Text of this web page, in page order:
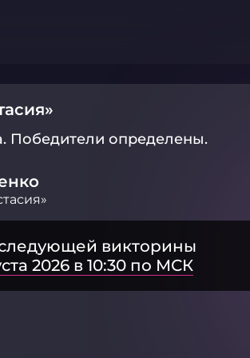
Победители определены.
викторины
2026 в 10:30 по МСК